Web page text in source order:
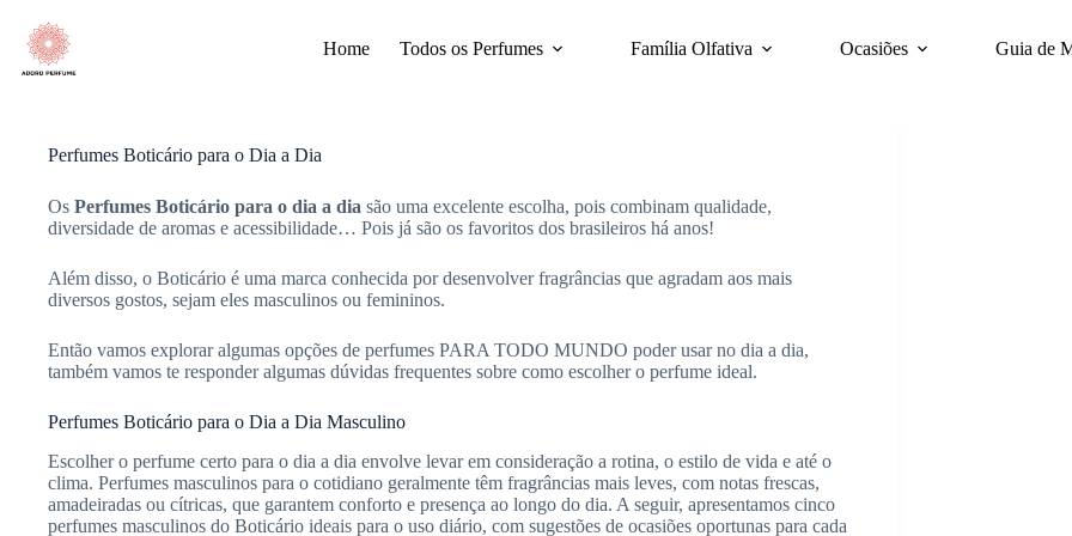
para
conteúdo
Home Todos os Perfumes Família Olfativa Ocasiões Guia de
Perfumes Boticário para o Dia a Dia
Os Perfumes Boticário para o dia a dia são uma excelente escolha, pois combinam qualidade,
diversidade de aromas e acessibilidade… Pois já são os favoritos dos brasileiros há anos!
Além disso, o Boticário é uma marca conhecida por desenvolver fragrâncias que agradam aos mais
diversos gostos, sejam eles masculinos ou femininos.
Então vamos explorar algumas opções de perfumes PARA TODO MUNDO poder usar no dia a dia,
também vamos te responder algumas dúvidas frequentes sobre como escolher o perfume ideal.
Perfumes Boticário para o Dia a Dia Masculino
Escolher o perfume certo para o dia a dia envolve levar em consideração a rotina, o estilo de vida e até o
clima. Perfumes masculinos para o cotidiano geralmente têm fragrâncias mais leves, com notas frescas,
amadeiradas ou cítricas, que garantem conforto e presença ao longo do dia. A seguir, apresentamos cinco
perfumes masculinos do Boticário ideais para o uso diário, com sugestões de ocasiões oportunas para cada